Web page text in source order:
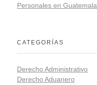
Personales en Guatemala
CATEGORÍAS
Derecho Administrativo
Derecho Aduanero